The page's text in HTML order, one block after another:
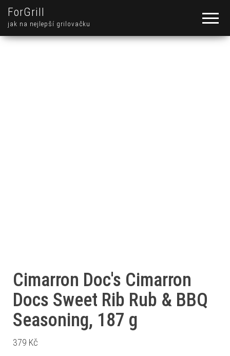
ForGrill
jak na nejlepší grilovačku
Cimarron Doc's Cimarron
Docs Sweet Rib Rub & BBQ
Seasoning, 187 g
379 Kč